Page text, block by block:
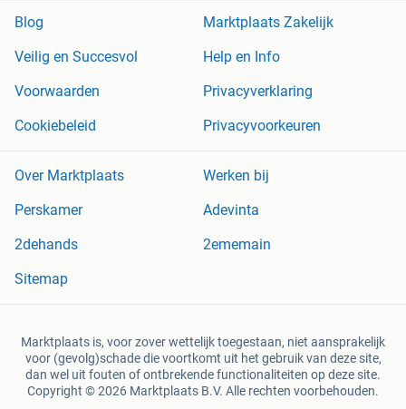
Blog
Marktplaats Zakelijk
Veilig en Succesvol
Help en Info
Voorwaarden
Privacyverklaring
Cookiebeleid
Privacyvoorkeuren
Over Marktplaats
Werken bij
Perskamer
Adevinta
2dehands
2ememain
Sitemap
Marktplaats is, voor zover wettelijk toegestaan, niet aansprakelijk
voor (gevolg)schade die voortkomt uit het gebruik van deze site,
dan wel uit fouten of ontbrekende functionaliteiten op deze site.
Copyright © 2026 Marktplaats B.V. Alle rechten voorbehouden.